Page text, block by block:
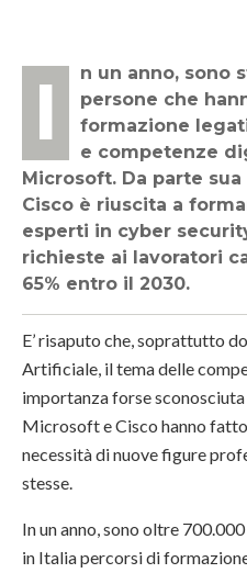
In un anno, sono state oltre 700.000 le
persone che
formazione
e competenze
Microsoft. Da parte
Cisco è riuscita a
esperti in cyber
richieste ai lavoratori
65% entro il 2030.
E’ risaputo che, soprattutto
Artificiale, il tema delle
importanza forse
Microsoft e Cisco hanno
necessità di nuove figure
stesse.
In un anno, sono oltre
in Italia percorsi di